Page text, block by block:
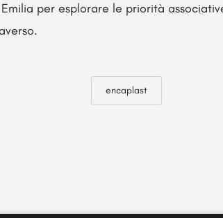
per esplorare le priorità
encaplast